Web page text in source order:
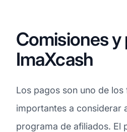
Comisiones y
ImaXcash
Los pagos son uno de
importantes a considerar
programa de afiliados. El